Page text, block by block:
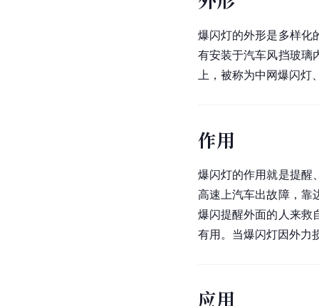
爆闪灯的外形是多样化
有安装于汽车风挡玻璃
上，被称为中网爆闪灯
作用
爆闪灯的作用就是提醒
高速上汽车出故障，靠
爆闪提醒外面的人来救
有用。当爆闪灯因外力
应用